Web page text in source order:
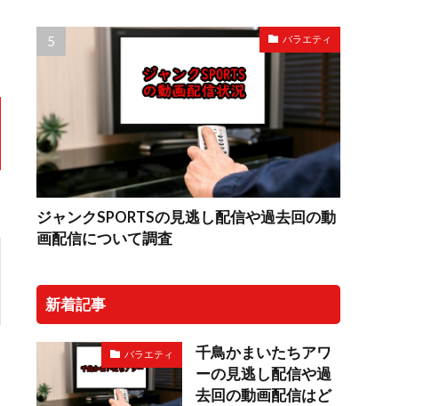
バラエティ
ジャンクSPORTSの見逃し配信や過去回の動
画配信について調査
新着記事
バラエティ
千鳥かまいたちアワ
ーの見逃し配信や過
去回の動画配信はど